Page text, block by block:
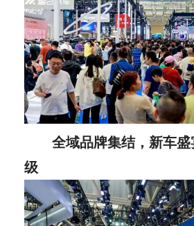
全域品牌集结，新车
级